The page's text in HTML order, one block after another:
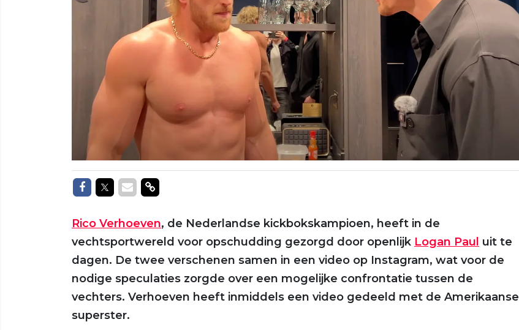
Delen op Facebook
Delen op Twitter
Delen via Mail
Delen via link
Rico Verhoeven, de Nederlandse kickbokskampioen, heeft in de
vechtsportwereld voor opschudding gezorgd door openlijk Logan Paul uit te
dagen. De twee verschenen samen in een video op Instagram, wat voor de
nodige speculaties zorgde over een mogelijke confrontatie tussen de
vechters. Verhoeven heeft inmiddels een video gedeeld met de Amerikaanse
superster.